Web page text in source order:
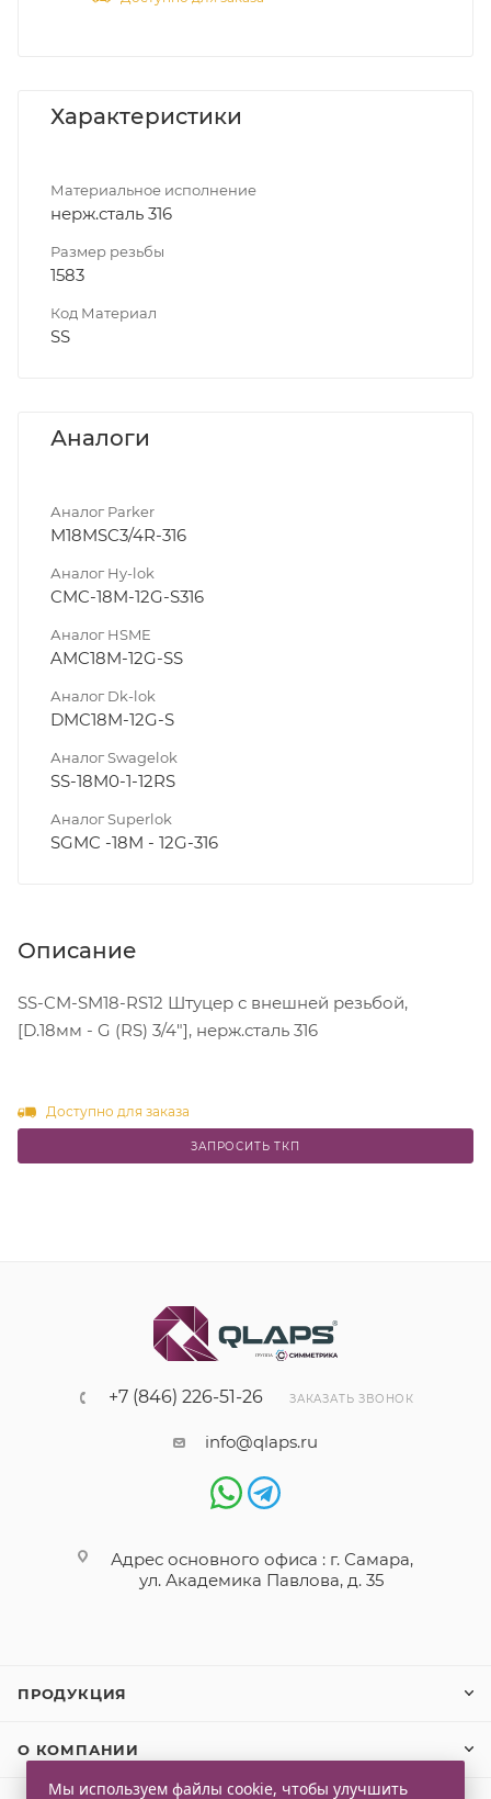
Характеристики
Материальное исполнение
нерж.сталь 316
Размер резьбы
1583
Код Материал
SS
Аналоги
Аналог Parker
M18MSC3/4R-316
Аналог Hy-lok
CMC-18M-12G-S316
Аналог HSME
AMC18M-12G-SS
Аналог Dk-lok
DMC18M-12G-S
Аналог Swagelok
SS-18M0-1-12RS
Аналог Superlok
SGMC -18M - 12G-316
Описание
SS-CM-SM18-RS12 Штуцер с внешней резьбой,
[D.18мм - G (RS) 3/4"], нерж.сталь 316
Доступно для заказа
ЗАПРОСИТЬ ТКП
+7 (846) 226-51-26 ЗАКАЗАТЬ ЗВОНОК
info@qlaps.ru
Адрес основного офиса : г. Самара,
ул. Академика Павлова, д. 35
ПРОДУКЦИЯ
О КОМПАНИИ
Мы используем файлы cookie, чтобы улучшить